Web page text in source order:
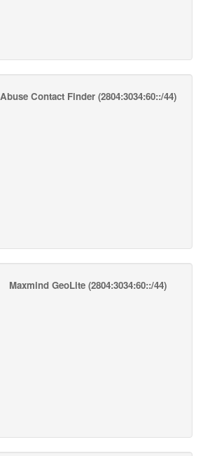
Abuse Contact Finder(2804:3034:60::/44)
Maxmind GeoLite (2804:3034:60::/44)